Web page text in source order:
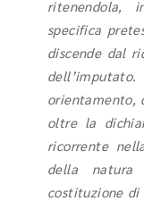
ritenendola,
specifica
discende dal
orientamento,
oltre la
ricorrente
della
costituzione di